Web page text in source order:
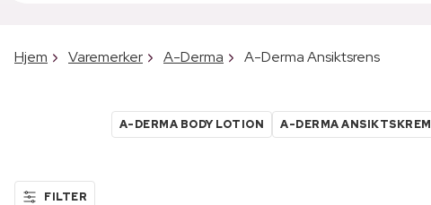
Hjem Varemerker A-Derma A-Derma Ansiktsrens
A-DERMA BODY LOTION A-DERMA ANSIKTSKREM
FILTER